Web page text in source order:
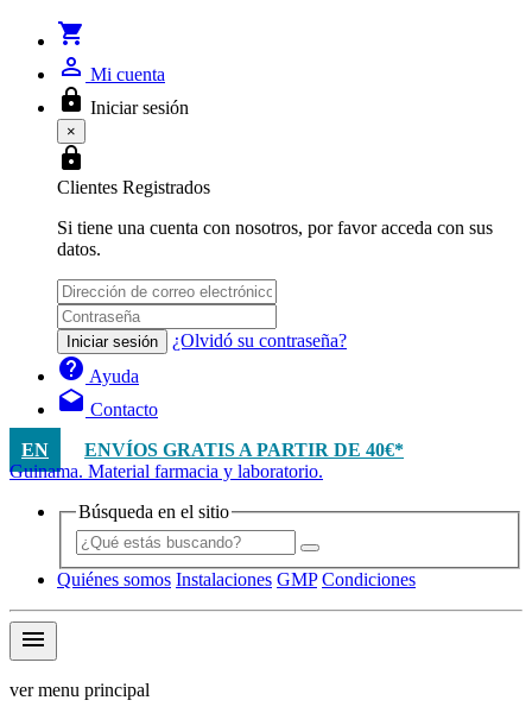
shopping_cart
person_outline Mi cuenta
lock Iniciar sesión
×
lock
Clientes Registrados
Si tiene una cuenta con nosotros, por favor acceda con sus
datos.
Iniciar sesión ¿Olvidó su contraseña?
help Ayuda
drafts Contacto
EN
ENVÍOS GRATIS A PARTIR DE 40€*
Guinama. Material farmacia y laboratorio.
Búsqueda en el sitio
Quiénes somos Instalaciones GMP Condiciones
menu
ver menu principal